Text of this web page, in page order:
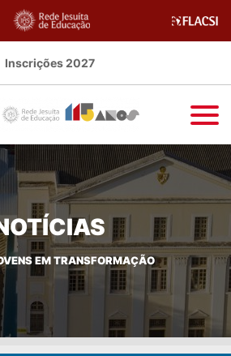
Inscrições 2027
EM TRANSFORMAÇÃO